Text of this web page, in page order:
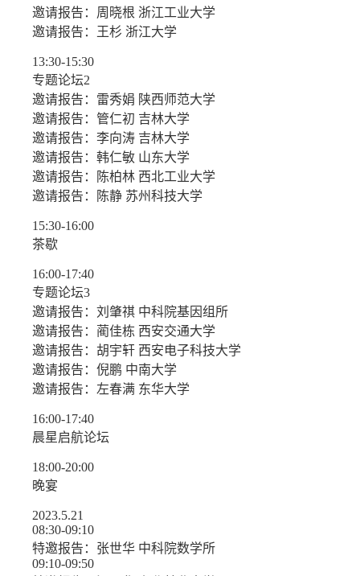
邀请报告：周晓根 浙江工业大学
邀请报告：王杉 浙江大学
13:30-15:30
专题论坛2
邀请报告：雷秀娟 陕西师范大学
邀请报告：管仁初 吉林大学
邀请报告：李向涛 吉林大学
邀请报告：韩仁敏 山东大学
邀请报告：陈柏林 西北工业大学
邀请报告：陈静 苏州科技大学
15:30-16:00
茶歇
16:00-17:40
专题论坛3
邀请报告：刘肇祺 中科院基因组所
邀请报告：蔺佳栋 西安交通大学
邀请报告：胡宇轩 西安电子科技大学
邀请报告：倪鹏 中南大学
邀请报告：左春满 东华大学
16:00-17:40
晨星启航论坛
18:00-20:00
晚宴
2023.5.21
08:30-09:10
特邀报告：张世华 中科院数学所
09:10-09:50